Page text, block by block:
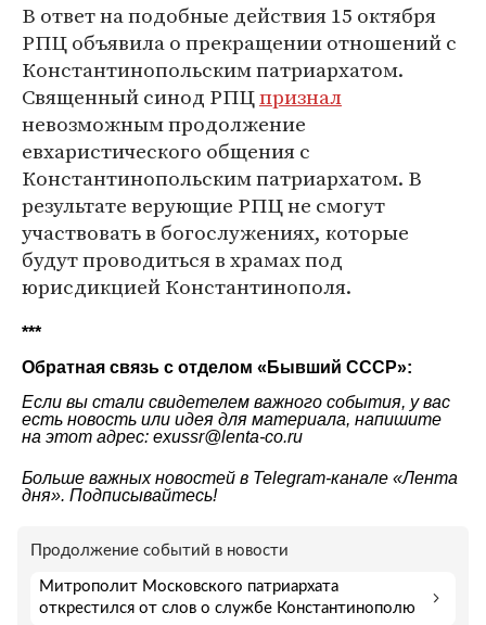
В ответ на подобные действия 15 октября
РПЦ объявила о прекращении отношений с
Константинопольским патриархатом.
Священный синод РПЦпризнал
невозможным продолжение
евхаристического общения с
Константинопольским патриархатом. В
результате верующие РПЦ не смогут
участвовать в богослужениях, которые
будут проводиться в храмах под
юрисдикцией Константинополя.
***
Обратная связь с отделом « Бывший СССР»:
Если вы стали свидетелем важного события, у вас
есть новость или идея для материала, напишите
на этот адрес: exussr@lenta-co.ru
Больше важных новостей в Telegram-канале «Лента
дня». Подписывайтесь!
Продолжение событий в новости
Митрополит Московского патриархата
открестился от слов о службе Константинополю